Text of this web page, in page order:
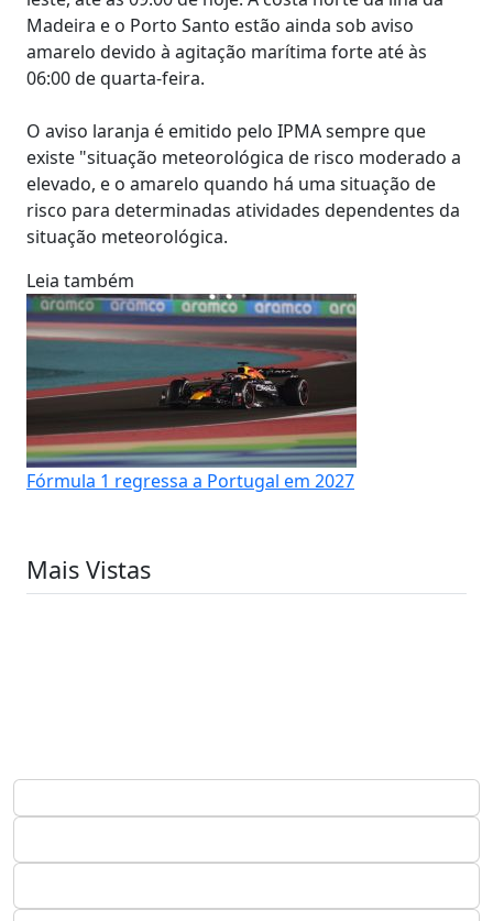
Madeira e o Porto Santo estão ainda sob aviso
amarelo devido à agitação marítima forte até às
06:00 de quarta-feira.
O aviso laranja é emitido pelo IPMA sempre que
existe "situação meteorológica de risco moderado a
elevado, e o amarelo quando há uma situação de
risco para determinadas atividades dependentes da
situação meteorológica.
Leia também
Fórmula 1 regressa a Portugal em 2027
Mais Vistas